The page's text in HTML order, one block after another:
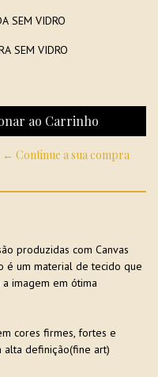
SEM VIDRO
SEM VIDRO
← Continue a sua compra
produzidas com Canvas
é um material de tecido que
imagem em ótima
cores firmes, fortes e
alta definição(fine art)